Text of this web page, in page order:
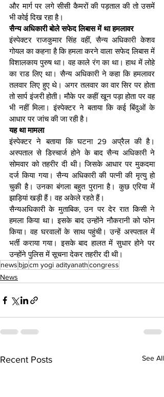
और मार्ग पर लगे सीसी कैमरों की पड़ताल की तो उसमें
भी कोई दिख रहा है।
सैन्य अधिकारी बोले सफेद लिबास में था हमलावर
इंस्पेक्टर राजकुमार सिंह वहीं, सैन्य अधिकारी केशव
गोयल का कहना है कि हमला करने वाला सफेद लिबास में
विशालकाय पुरुष था। वह काले रंग का था। हाथ में लोहे
का राड लिए था। सैन्य अधिकारी ने कहा कि हमलावर
तलवार लिए हुए थे। अगर तलवार का वार सिर पर होता
तो सार्प इंजरी होती। मौके पर कहीं खून पड़ा होता पर वह
भी नहीं मिला। इंस्पेक्टर ने बताया कि कई बिंदुओं के
आधार पर जांच की जा रही है।
यह था मामला
इंस्पेक्टर ने बताया कि घटना 29 अप्रैल की है।
अस्पताल से डिस्चार्ज होने के बाद सैन्य अधिकारी ने
सोमवार को तहरीर दी थी। जिसके आधार पर मुकदमा
दर्ज किया गया। सैन्य अधिकारी की पत्नी की मृत्यु हो
चुकी है। उनका बंगला बहुत पुराना है। कुछ एरिया में
झाड़ियां खड़ी हैं। वह अकेले रहते हैं।
सैन्यअधिकारी के मुताबिक, उन पर देर रात किसी ने
हमला किया था। इसके बाद उन्होंने नौकरानी को फोन
किया। वह घरवालों के साथ पहुंची। उन्हें अस्पताल में
भर्ती कराया गया। इसके बाद हालत में सुधार होने पर
उन्होंने पुलिस में सूचना देकर तहरीर दी थी।
news bjpcm yogi adityanathcongress
News
Recent Posts See All